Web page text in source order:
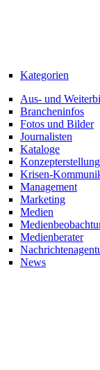
Kategorien
Aus- und
Brancheninfos
Fotos und Bilder
Journalisten
Kataloge
Konzepterstellung
Krisen-
Management
Marketing
Medien
Medienberater
News